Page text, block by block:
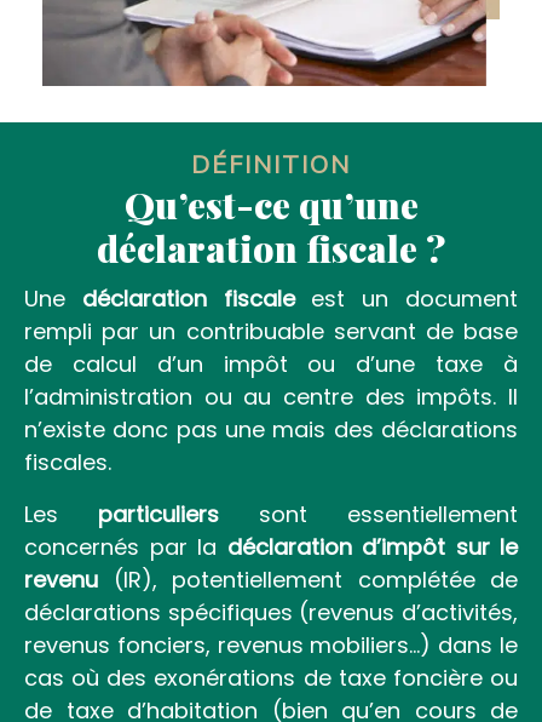
DÉFINITION
Qu’est-ce qu’une
déclaration fiscale ?
Une déclaration fiscaleest un document
rempli par un contribuable servant de base
de calcul d’un impôt ou d’une taxe à
l’administration ou au centre des impôts. Il
n’existe donc pas une mais des déclarations
fiscales.
Les particuliers sont essentiellement
concernés par la déclaration d’impôt sur le
revenu (IR), potentiellement complétée de
déclarations spécifiques (revenus d’activités,
revenus fonciers, revenus mobiliers…) dans le
cas où des exonérations de taxe foncière ou
de taxe d’habitation (bien qu’en cours de